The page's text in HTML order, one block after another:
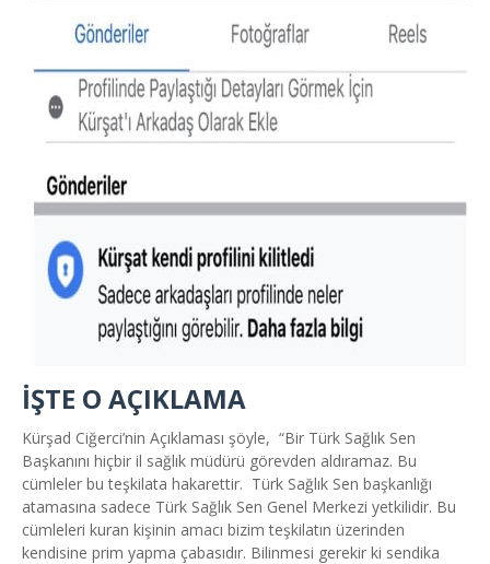
İŞTE O AÇIKLAMA
Kürşad Ciğerci’nin Açıklaması şöyle, “Bir Türk Sağlık Sen
Başkanını hiçbir il sağlık müdürü görevden aldıramaz. Bu
cümleler bu teşkilata hakarettir. Türk Sağlık Sen başkanlığı
atamasına sadece Türk Sağlık Sen Genel Merkezi yetkilidir. Bu
cümleleri kuran kişinin amacı bizim teşkilatın üzerinden
kendisine prim yapma çabasıdır. Bilinmesi gerekir ki sendika